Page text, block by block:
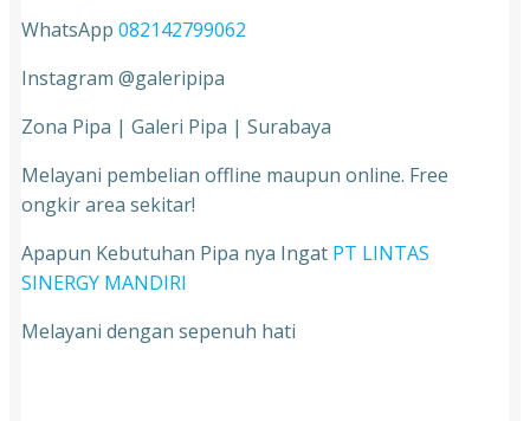
WhatsApp 082142799062
Instagram @galeripipa
Zona Pipa | Galeri Pipa | Surabaya
Melayani pembelian offline maupun online. Free
ongkir area sekitar!
Apapun Kebutuhan Pipa nya Ingat PT LINTAS
SINERGY MANDIRI
Melayani dengan sepenuh hati